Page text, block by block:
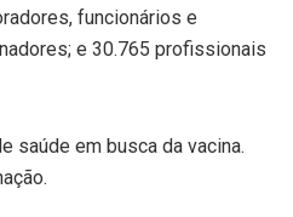
funcionários e
e 30.765 profissionais
saúde em busca da vacina.